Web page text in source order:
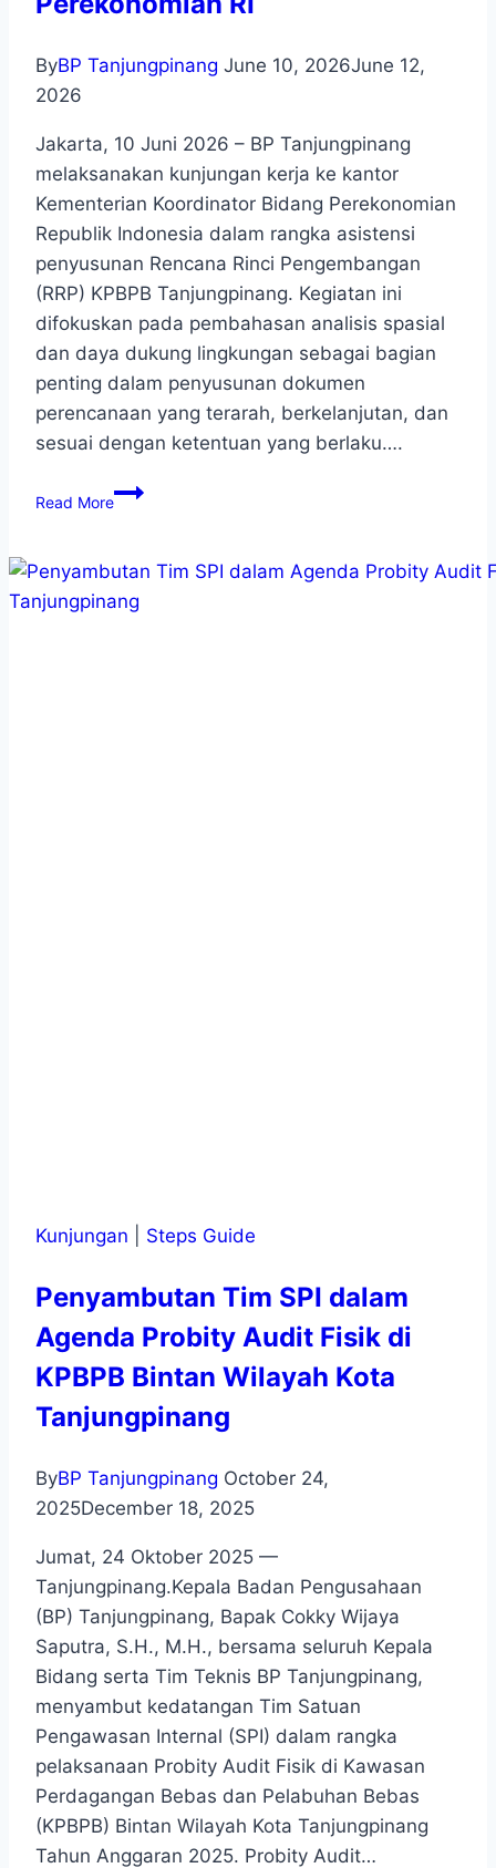
ByBP Tanjungpinang June 10, 2026June 12,
2026
Jakarta, 10 Juni 2026 – BP Tanjungpinang
melaksanakan kunjungan kerja ke kantor
Kementerian Koordinator Bidang Perekonomian
Republik Indonesia dalam rangka asistensi
penyusunan Rencana Rinci Pengembangan
(RRP) KPBPB Tanjungpinang. Kegiatan ini
difokuskan pada pembahasan analisis spasial
dan daya dukung lingkungan sebagai bagian
penting dalam penyusunan dokumen
perencanaan yang terarah, berkelanjutan, dan
sesuai dengan ketentuan yang berlaku….
Read More
Kunjungan Steps Guide
Penyambutan Tim SPI dalam
Agenda Probity Audit Fisik di
KPBPB Bintan Wilayah Kota
Tanjungpinang
ByBP Tanjungpinang October 24,
2025December 18, 2025
Jumat, 24 Oktober 2025 —
Tanjungpinang.Kepala Badan Pengusahaan
(BP) Tanjungpinang, Bapak Cokky Wijaya
Saputra, S.H., M.H., bersama seluruh Kepala
Bidang serta Tim Teknis BP Tanjungpinang,
menyambut kedatangan Tim Satuan
Pengawasan Internal (SPI) dalam rangka
pelaksanaan Probity Audit Fisik di Kawasan
Perdagangan Bebas dan Pelabuhan Bebas
(KPBPB) Bintan Wilayah Kota Tanjungpinang
Tahun Anggaran 2025. Probity Audit…